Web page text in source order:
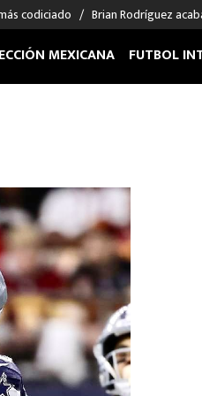
codiciado Brian Rodríguez
Boxeo
Béisbol
NFL
NBA
Más deportes
MEXICANA FUTBOL